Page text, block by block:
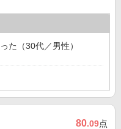
た（30代／男性）
80.09点